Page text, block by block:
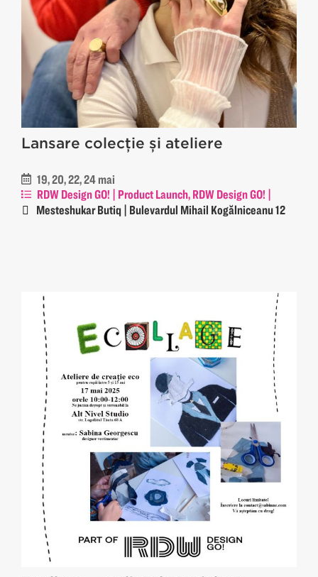
Lansare colecție și ateliere
19, 20, 22, 24 mai
RDW Design GO! | Product Launch, RDW Design GO! |
Workshop
Mesteshukar Butiq | Bulevardul Mihail Kogălniceanu 12